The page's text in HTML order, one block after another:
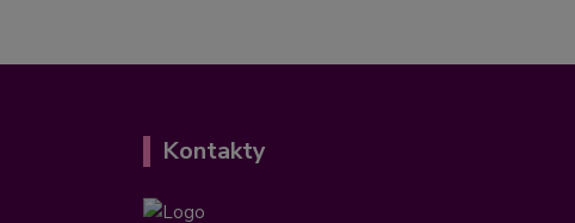
Kontakty